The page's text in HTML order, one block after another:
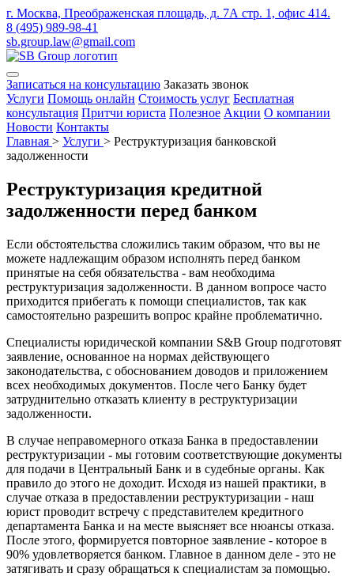
г. Москва, Преображенская площадь, д. 7А стр. 1, офис 414.
8 (495) 989-98-41
sb.group.law@gmail.com
Записаться на консультацию Заказать звонок
Услуги Помощь онлайн Стоимость услуг Бесплатная
консультация Притчи юриста Полезное Акции О компании
Новости Контакты
Главная > Услуги > Реструктуризация банковской
задолженности
Реструктуризация кредитной
задолженности перед банком
Если обстоятельства сложились таким образом, что вы не
можете надлежащим образом исполнять перед банком
принятые на себя обязательства - вам необходима
реструктуризация задолженности. В данном вопросе часто
приходится прибегать к помощи специалистов, так как
самостоятельно разрешить вопрос крайне проблематично.
Специалисты юридической компании S&B Group подготовят
заявление, основанное на нормах действующего
законодательства, с обоснованием доводов и приложением
всех необходимых документов. После чего Банку будет
затруднительно отказать клиенту в реструктуризации
задолженности.
В случае неправомерного отказа Банка в предоставлении
реструктуризации - мы готовим соответствующие документы
для подачи в Центральный Банк и в судебные органы. Как
правило до этого не доходит. Исходя из нашей практики, в
случае отказа в предоставлении реструктуризации - наш
юрист проводит встречу с представителем кредитного
департамента Банка и на месте выясняет все нюансы отказа.
После этого, формируется повторное заявление - которое в
90% удовлетворяется банком. Главное в данном деле - это не
затягивать и сразу обращаться к специалистам за помощью.